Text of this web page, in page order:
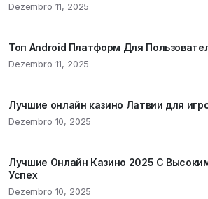
Dezembro 11, 2025
Топ Android Платформ Для
Dezembro 11, 2025
Лучшие онлайн казино Латвии для
Dezembro 10, 2025
Лучшие Онлайн Казино 2025 С
Успех
Dezembro 10, 2025